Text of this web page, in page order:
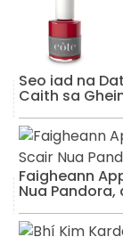
Seo iad na
Caith sa
Faigheann
Nua Pandora,